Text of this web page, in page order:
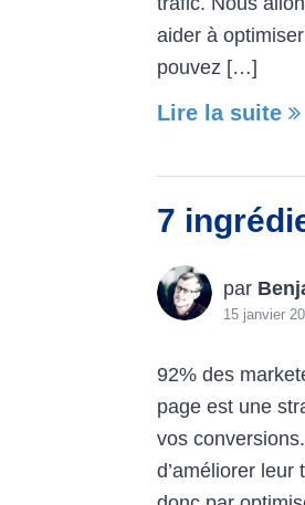
aider à
pouvez […]
Lire la suite
7
par
15 janvier
92% des
page est une
vos
d’améliorer